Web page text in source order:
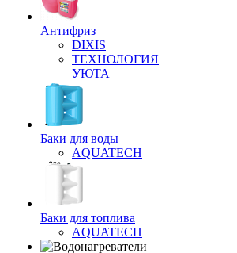
Антифриз
DIXIS
ТЕХНОЛОГИЯ
УЮТА
Баки для воды
AQUATECH
Баки для топлива
AQUATECH